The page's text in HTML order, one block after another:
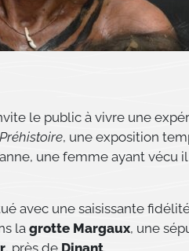
le public à vivre une
, une exposition
une femme ayant vécu il
avec une saisissante
la grotte Margaux, une
, près de Dinant.